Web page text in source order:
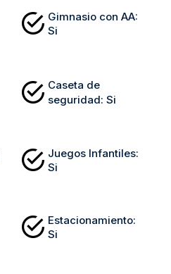
Gimnasio con AA:
Si
Caseta de
seguridad: Si
Juegos Infantiles:
Si
Estacionamiento:
Si